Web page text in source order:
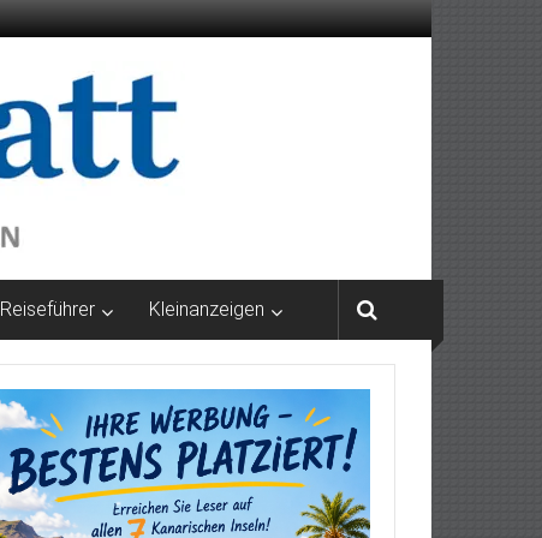
Reiseführer Kleinanzeigen